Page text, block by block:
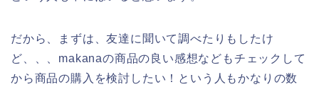
だから、まずは、友達に聞いて調べたりもしたけ
ど、、、makanaの商品の良い感想などもチェックして
から商品の購入を検討したい！という人もかなりの数